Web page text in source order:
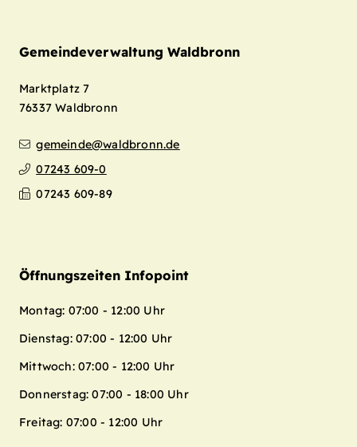
Gemeindeverwaltung Waldbronn
Marktplatz 7
76337 Waldbronn
gemeinde@waldbronn.de
07243 609-0
07243 609-89
Öffnungszeiten Infopoint
Montag: 07:00 - 12:00 Uhr
Dienstag: 07:00 - 12:00 Uhr
Mittwoch: 07:00 - 12:00 Uhr
Donnerstag: 07:00 - 18:00 Uhr
Freitag: 07:00 - 12:00 Uhr